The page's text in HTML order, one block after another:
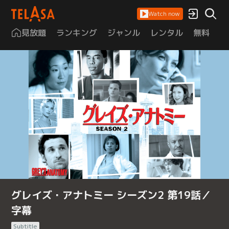
Watch now
見放題 ランキング ジャンル レンタル 無料
グレイズ・アナトミー シーズン2 第19話／
字幕
Subtitle